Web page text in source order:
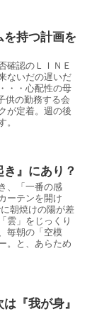
を持つ計画を
確認のＬＩＮＥ
ないだの遅いだ
・・心配性の母
供の勤務する会
が定着。週の後
。
』にあり？
、「一番の感
ーテンを開け
朝焼けの陽が差
雲」をじっくり
毎朝の「空模
。と、あらため
『我が身』